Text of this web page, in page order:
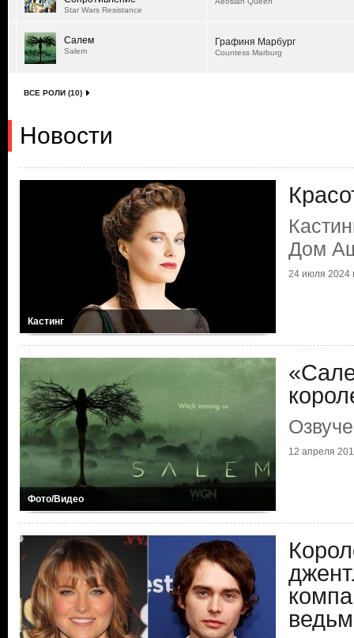
Star Wars Resistance
Салем
Salem
Графиня Марбург
Countess Marburg
ВСЕ РОЛИ (10)
Новости
Кастинг
Дом
24 июля 2024
Фото/Видео
12 апреля
ведьм